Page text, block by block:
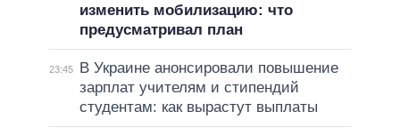
изменить мобилизацию: что
предусматривал план
23:45
В Украине анонсировали повышение
зарплат учителям и стипендий
студентам: как вырастут выплаты